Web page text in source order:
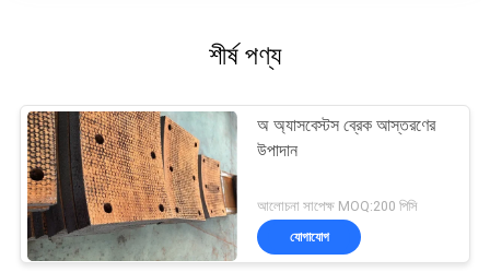
শীর্ষ পণ্য
অ অ্যাসবেস্টস ব্রেক আস্তরণের
উপাদান
আলোচনা সাপেক্ষ MOQ:200 পিসি
যোগাযোগ